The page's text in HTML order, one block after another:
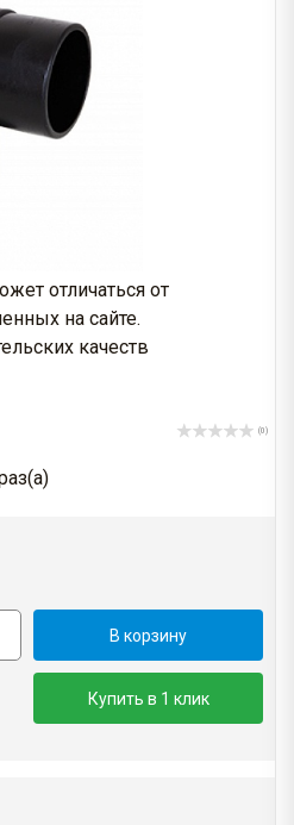
отличаться от
на сайте.
качеств
(0)
В корзину
Купить в 1 клик